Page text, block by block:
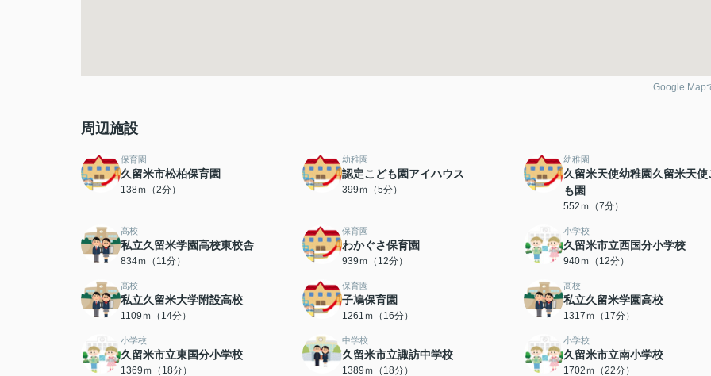
Google Map
周辺施設
保育園
久留米市松柏保育園
138ｍ（2分）
幼稚園
認定こども園アイハウス
399ｍ（5分）
幼稚園
久留米天使幼稚園久留米天使
も園
552ｍ（7分）
高校
私立久留米学園高校東校舎
834ｍ（11分）
保育園
わかぐさ保育園
939ｍ（12分）
小学校
久留米市立西国分小学校
940ｍ（12分）
高校
私立久留米大学附設高校
1109ｍ（14分）
保育園
子鳩保育園
1261ｍ（16分）
高校
私立久留米学園高校
1317ｍ（17分）
小学校
久留米市立東国分小学校
1369ｍ（18分）
中学校
久留米市立諏訪中学校
1389ｍ（18分）
小学校
久留米市立南小学校
1702ｍ（22分）